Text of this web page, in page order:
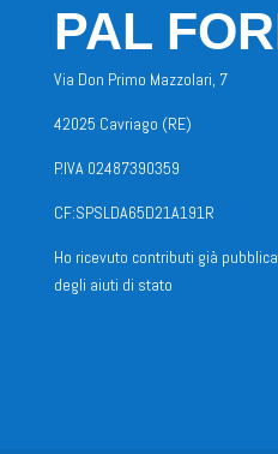
PAL
Via Don Primo Mazzolari, 7
42025 Cavriago (RE)
P.IVA 02487390359
CF:SPSLDA65D21A191R
Ho ricevuto contributi già
degli aiuti di stato